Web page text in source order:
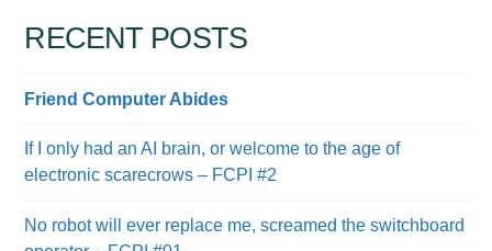
RECENT POSTS
Friend Computer Abides
If I only had an AI brain, or welcome to the age of
electronic scarecrows – FCPI #2
No robot will ever replace me, screamed the switchboard